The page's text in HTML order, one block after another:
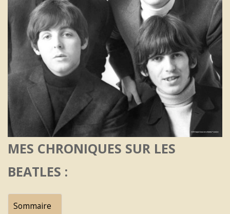
MES CHRONIQUES SUR LES
BEATLES :
Sommaire